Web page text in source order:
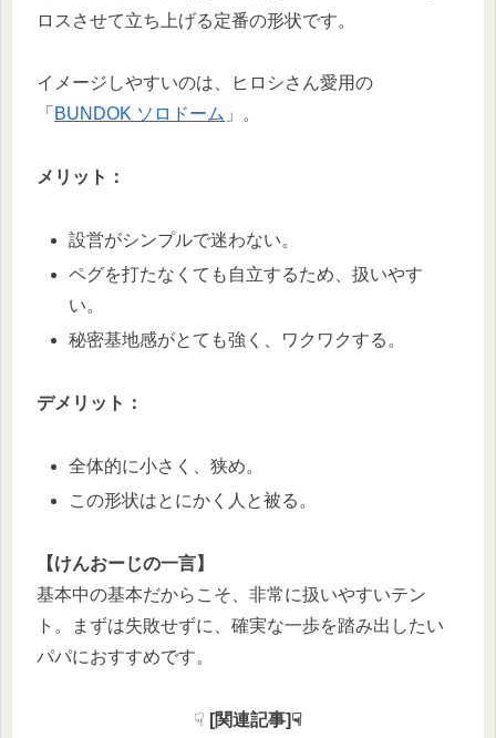
ロスさせて立ち上げる定番の形状です。
イメージしやすいのは、ヒロシさん愛用の
「 BUNDOK ソロドーム 」。
メリット：
設営がシンプルで迷わない。
ペグを打たなくても自立するため、扱いやす
い。
秘密基地感がとても強く、ワクワクする。
デメリット：
全体的に小さく、狭め。
この形状はとにかく人と被る。
【けんおーじの一言】
基本中の基本だからこそ、非常に扱いやすいテン
ト。まずは失敗せずに、確実な一歩を踏み出したい
パパにおすすめです。
☟ [関連記事]☟